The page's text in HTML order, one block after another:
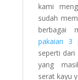
kami
sudah
berbagai
pakaian 3
seperti
yang
serat kayu